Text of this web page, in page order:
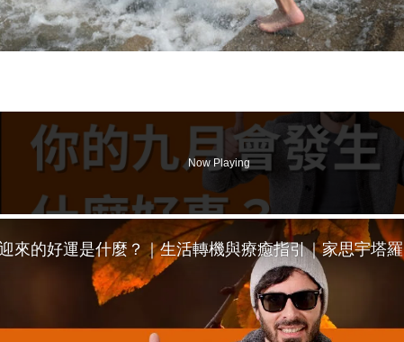
Now Playing
來的好運是什麼？｜生活轉機與療癒指引｜家思宇塔羅